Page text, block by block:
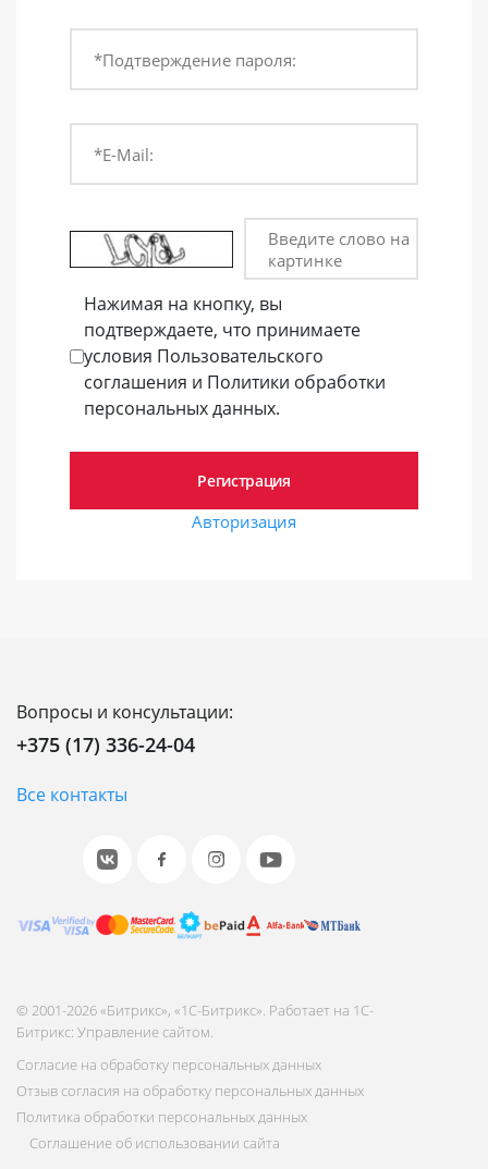
*Подтверждение пароля:
*E-Mail:
Введите слово на
картинке
Нажимая на кнопку, вы
подтверждаете, что принимаете
условия Пользовательского
соглашения и Политики обработки
персональных данных.
Авторизация
Вопросы и консультации:
+375 (17) 336-24-04
Все контакты
© 2001-2026 «Битрикс», «1С-Битрикс». Работает на 1С-
Битрикс: Управление сайтом.
Согласие на обработку персональных данных
Отзыв согласия на обработку персональных данных
Политика обработки персональных данных
Соглашение об использовании сайта